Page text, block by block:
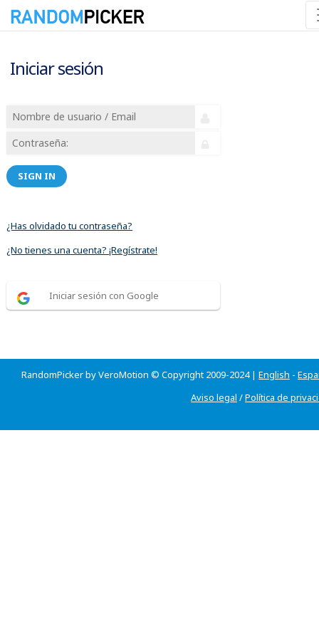
Iniciar sesión
SIGN IN
¿Has olvidado tu contraseña?
¿No tienes una cuenta? ¡Regístrate!
Iniciar sesión con Google
RandomPicker by VeroMotion © Copyright 2009-2024 | English -
Aviso legal /Política de